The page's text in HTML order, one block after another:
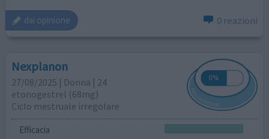
dai opinione 0 reazioni
Nexplanon
27/08/2025 | Donna | 24
etonogestrel (68mg)
Ciclo mestruale irregolare
Efficacia